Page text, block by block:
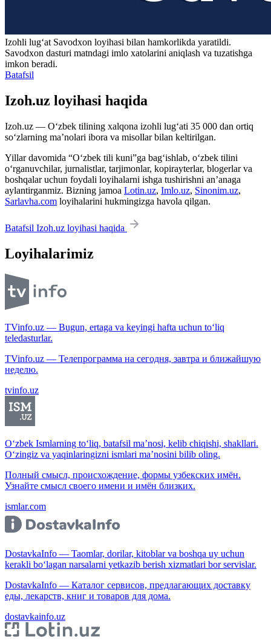
Izohli lugʻat Savodxon loyihasi bilan hamkorlikda yaratildi.
Savodxon dasturi matndagi imlo xatolarini aniqlash va tuzatishga
imkon beradi.
Batafsil
Izoh.uz loyihasi haqida
Izoh.uz — O‘zbek tilining xalqona izohli lug‘ati 35 000 dan ortiq
so‘zlarning ma’nolari ibora va misollar bilan keltirilgan.
Yillar davomida “O‘zbek tili kuni”ga bag‘ishlab, o‘zbek tilini
o‘rganuvchilar, jurnalistlar, tarjimonlar, kopirayterlar, blogerlar va
boshqalar uchun foydali loyihalarni ishga tushirishni an’anaga
aylantirganmiz. Bizning jamoa Lotin.uz, Imlo.uz, Sinonim.uz,
Sarlavha.com loyihalarini hukmingizga havola qilgan.
Batafsil Izoh.uz loyihasi haqida
Loyihalarimiz
TVinfo.uz — Bugun, ertaga va keyingi hafta uchun to‘liq
teledasturlar.
TVinfo.uz — Телепрограмма на сегодня, завтра и ближайшую
неделю.
tvinfo.uz
O‘zbek Ismlarning to‘liq, batafsil ma’nosi, kelib chiqishi, shakllari.
O‘zingiz va yaqinlaringizni ismlari ma’nosini bilib oling.
Полный смысл, происхождение, формы узбекских имён.
Узнайте смысл своего имени и имён близких.
ismlar.com
DostavkaInfo — Taomlar, dorilar, kitoblar va boshqa uy uchun
kerakli bo‘lagan narsalarni yetkazib berish xizmatlari bor servislar.
DostavkaInfo — Каталог сервисов, предлагающих доставку
еды, лекарств, книг и товаров для дома.
dostavkainfo.uz